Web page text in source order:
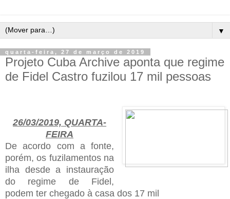
▼
quarta-feira, 27 de março de 2019
Projeto Cuba Archive aponta que regime
de Fidel Castro fuzilou 17 mil pessoas
26/03/2019, QUARTA-
FEIRA
De acordo com a fonte,
porém, os fuzilamentos na
ilha desde a instauração
do regime de Fidel,
podem ter chegado à casa dos 17 mil